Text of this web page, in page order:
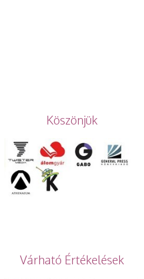
Köszönjük
Várható Értékelések